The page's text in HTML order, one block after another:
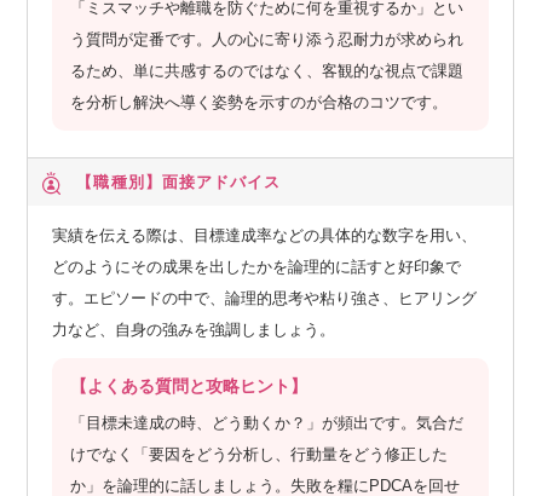
「ミスマッチや離職を防ぐために何を重視するか」とい
う質問が定番です。人の心に寄り添う忍耐力が求められ
るため、単に共感するのではなく、客観的な視点で課題
を分析し解決へ導く姿勢を示すのが合格のコツです。
【職種別】 面接アドバイス
実績を伝える際は、目標達成率などの具体的な数字を用い、
どのようにその成果を出したかを論理的に話すと好印象で
す。エピソードの中で、論理的思考や粘り強さ、ヒアリング
力など、自身の強みを強調しましょう。
【よくある質問と攻略ヒント】
「目標未達成の時、どう動くか？」が頻出です。気合だ
けでなく「要因をどう分析し、行動量をどう修正した
か」を論理的に話しましょう。失敗を糧にPDCAを回せ